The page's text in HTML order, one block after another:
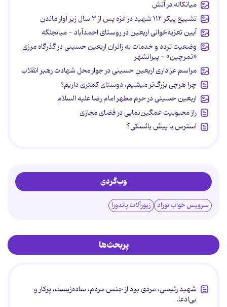
میانکاله در آتش
تشییع پیکر ۱۱۲ شهید در غزه پس از ۳ سال زیر آوار ماندن
آیین تعزیه‌خوانی اربعین در روستای احمدآباد - میانجلگه
وضعیت تردد و خدمات به زائران اربعین حسینی در گذرگاه مرزی
«تمرچین» - پیرانشهر
مراسم عزاداری اربعینِ حسینی در جوار محل شهادت رهبر انقلاب
چرا هرچی بزرگ‌تر میشیم، دوستای کمتری داریم؟
اربعین حسینی در حرم مطهر امام رضا علیه السلام
راز محبوبیت غمگین‌نمایی در فضای مجازی
استرس یا پیش یائسگی؟
وب‌گردی
سرویس خواب نوزاد زیورآلات پاندورا
پربحث‌ها
شهید رئیسی، مردی بود از جنس مردم، ساده‌زیست، پرکار و
بی‌ادعا.